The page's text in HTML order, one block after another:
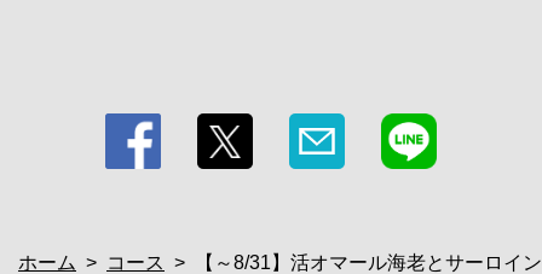
ホーム コース 【～8/31】活オマール海老とサーロイ